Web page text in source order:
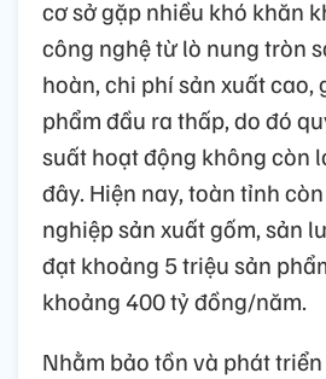
cơ sở gặp nhiều khó khăn
công nghệ từ lò nung tròn
hoàn, chi phí sản xuất cao,
phẩm đầu ra thấp, do đó
suất hoạt động không còn
đây. Hiện nay, toàn tỉnh
nghiệp sản xuất gốm, sản
đạt khoảng 5 triệu sản
khoảng 400 tỷ đồng/năm.
Nhằm bảo tồn và phát